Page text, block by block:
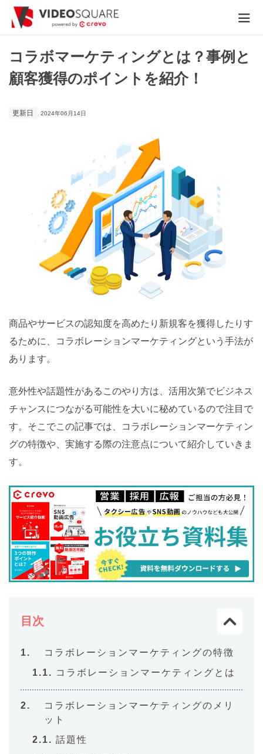
動画制作実績
価格
お役立ち情報
- 動画に関するご相談はこちら -
お問合わせ・無料見積もり
資料ダウンロード
コラボマーケティングとは？事例と
顧客獲得のポイントを紹介！
更新日 2024年06月14日
商品やサービスの認知度を高めたり新規客を獲得したりす
るために、コラボレーションマーケティングという手法が
あります。
意外性や話題性があるこのやり方は、活用次第でビジネス
チャンスにつながる可能性を大いに秘めているので注目で
す。そこでこの記事では、コラボレーションマーケティン
グの特徴や、実施する際の注意点について紹介していきま
す。
目次
コラボレーションマーケティングの特徴
コラボレーションマーケティングとは
コラボレーションマーケティングのメリ
ット
話題性